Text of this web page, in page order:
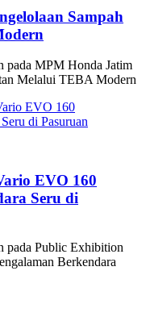
Sampah
pada MPM Honda Jatim
Melalui TEBA Modern
EVO 160
Seru di
pada Public Exhibition
Berkendara